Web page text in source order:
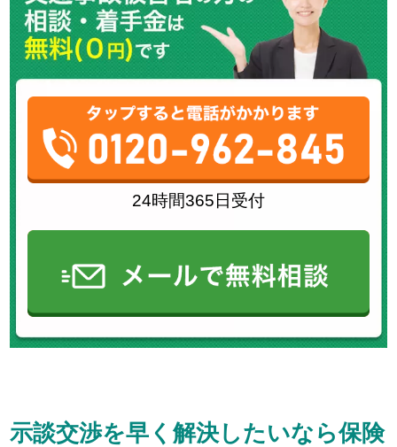
24時間365日受付
示談交渉を早く解決したいなら保険